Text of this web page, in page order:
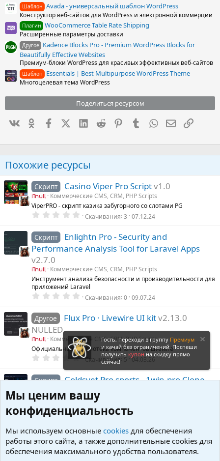
Шаблон Avada - универсальный шаблон WordPress
Конструктор веб-сайтов для WordPress и электронной коммерции
Плагин WooCommerce Table Rate Shipping
Расширенные параметры доставки
Другое Kadence Blocks Pro - Premium WordPress Blocks for
Beautifully Effective Websites
Премиум-блоки WordPress для красивых эффективных веб-сайтов
Шаблон Essentials | Best Multipurpose WordPress Theme
Многоцелевая тема WordPress
Поделиться ресурсом
ВконтактеОдноклассники
FacebookX (Twitter)LinkedIn
Reddit PinterestTumblrWhatsAppСсылка
Похожие ресурсы
Скрипт Casino Viper Pro Scriptv1.0
iTnull
Коммерческие CMS, CRM, PHP Scripts
ViperPRO - скрипт казика забугорного со слотами PG
0
0
0
з
в
д
Скачивания 3 07.12.24
Скрипт
Enlightn Pro - Security and
Performance Analysis Tool for Laravel Apps
v2.7.0
iTnull
Коммерческие CMS, CRM, PHP Scripts
Инструмент анализа безопасности и производительности для
приложений Laravel
0
0
0
з
в
ё
з
д
Скачивания 0 09.07.24
Другое Flux Pro · Livewire UI kitv2.13.0
NULLED
iTnull
Коммерческие CMS, CRM, PHP Scripts
Официальная библиотека компонентов Livewire
0
0
0
в
ё
д
Скачивания 5 04.03.26
Скрипт
Goldsvet Pro sports - 1win.pro Clone
Script v8.5
iTnull
Коммерческие CMS, CRM, PHP Scripts
Готовый клон скрипта 1win.pro
0
0
з
в
Скрипт
Invoice Pro – SaaS Invoicing Billing
Systemv1.0.0
Гость, переходи в группу Премиум
и качай без ограничений. Поспеши
получить купон на скидку прямо
сейчас!
Мы ценим вашу
конфиденциальность
Мы используем основные cookies для обеспечения
работы этого сайта, а также дополнительные cookies для
обеспечения максимального удобства пользователя.